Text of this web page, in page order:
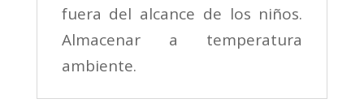
fuera del alcance de los niños.
Almacenar a temperatura
ambiente.